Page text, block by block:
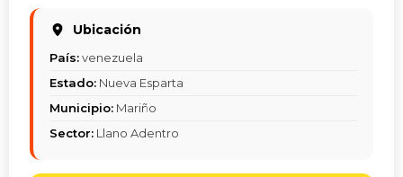
Ubicación
País:venezuela
Estado: Nueva Esparta
Municipio: Mariño
Sector: Llano Adentro